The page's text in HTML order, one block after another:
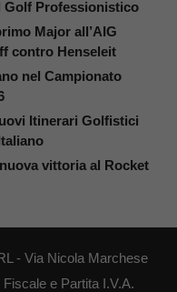
Golf Professionistico
Major all’AIG
contro Henseleit
nel Campionato
Itinerari Golfistici
vittoria al Rocket
- Via Nicola Marchese
e Partita I.V.A.